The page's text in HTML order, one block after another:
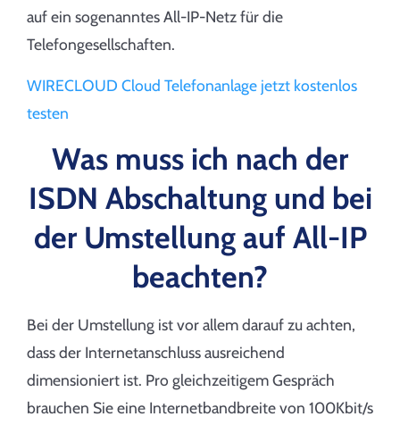
auf ein sogenanntes All-IP-Netz für die
Telefongesellschaften.
WIRECLOUD Cloud Telefonanlage jetzt kostenlos
testen
Was muss ich nach der
ISDN Abschaltung und bei
der Umstellung auf All-IP
beachten?
Bei der Umstellung ist vor allem darauf zu achten,
dass der Internetanschluss ausreichend
dimensioniert ist. Pro gleichzeitigem Gespräch
brauchen Sie eine Internetbandbreite von 100Kbit/s